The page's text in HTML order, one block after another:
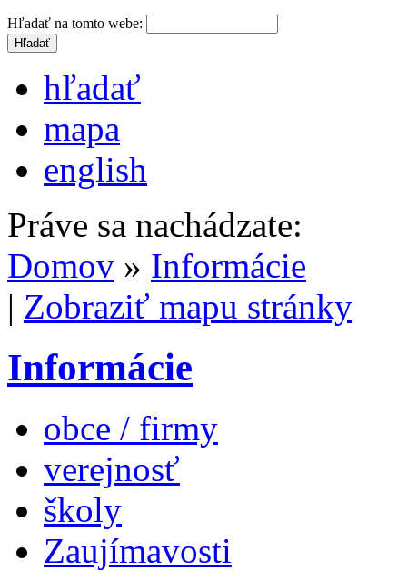
Hľadať na tomto webe:
hľadať
mapa
english
Práve sa nachádzate:
Domov » Informácie
| Zobraziť mapu stránky
Informácie
obce / firmy
verejnosť
školy
Zaujímavosti